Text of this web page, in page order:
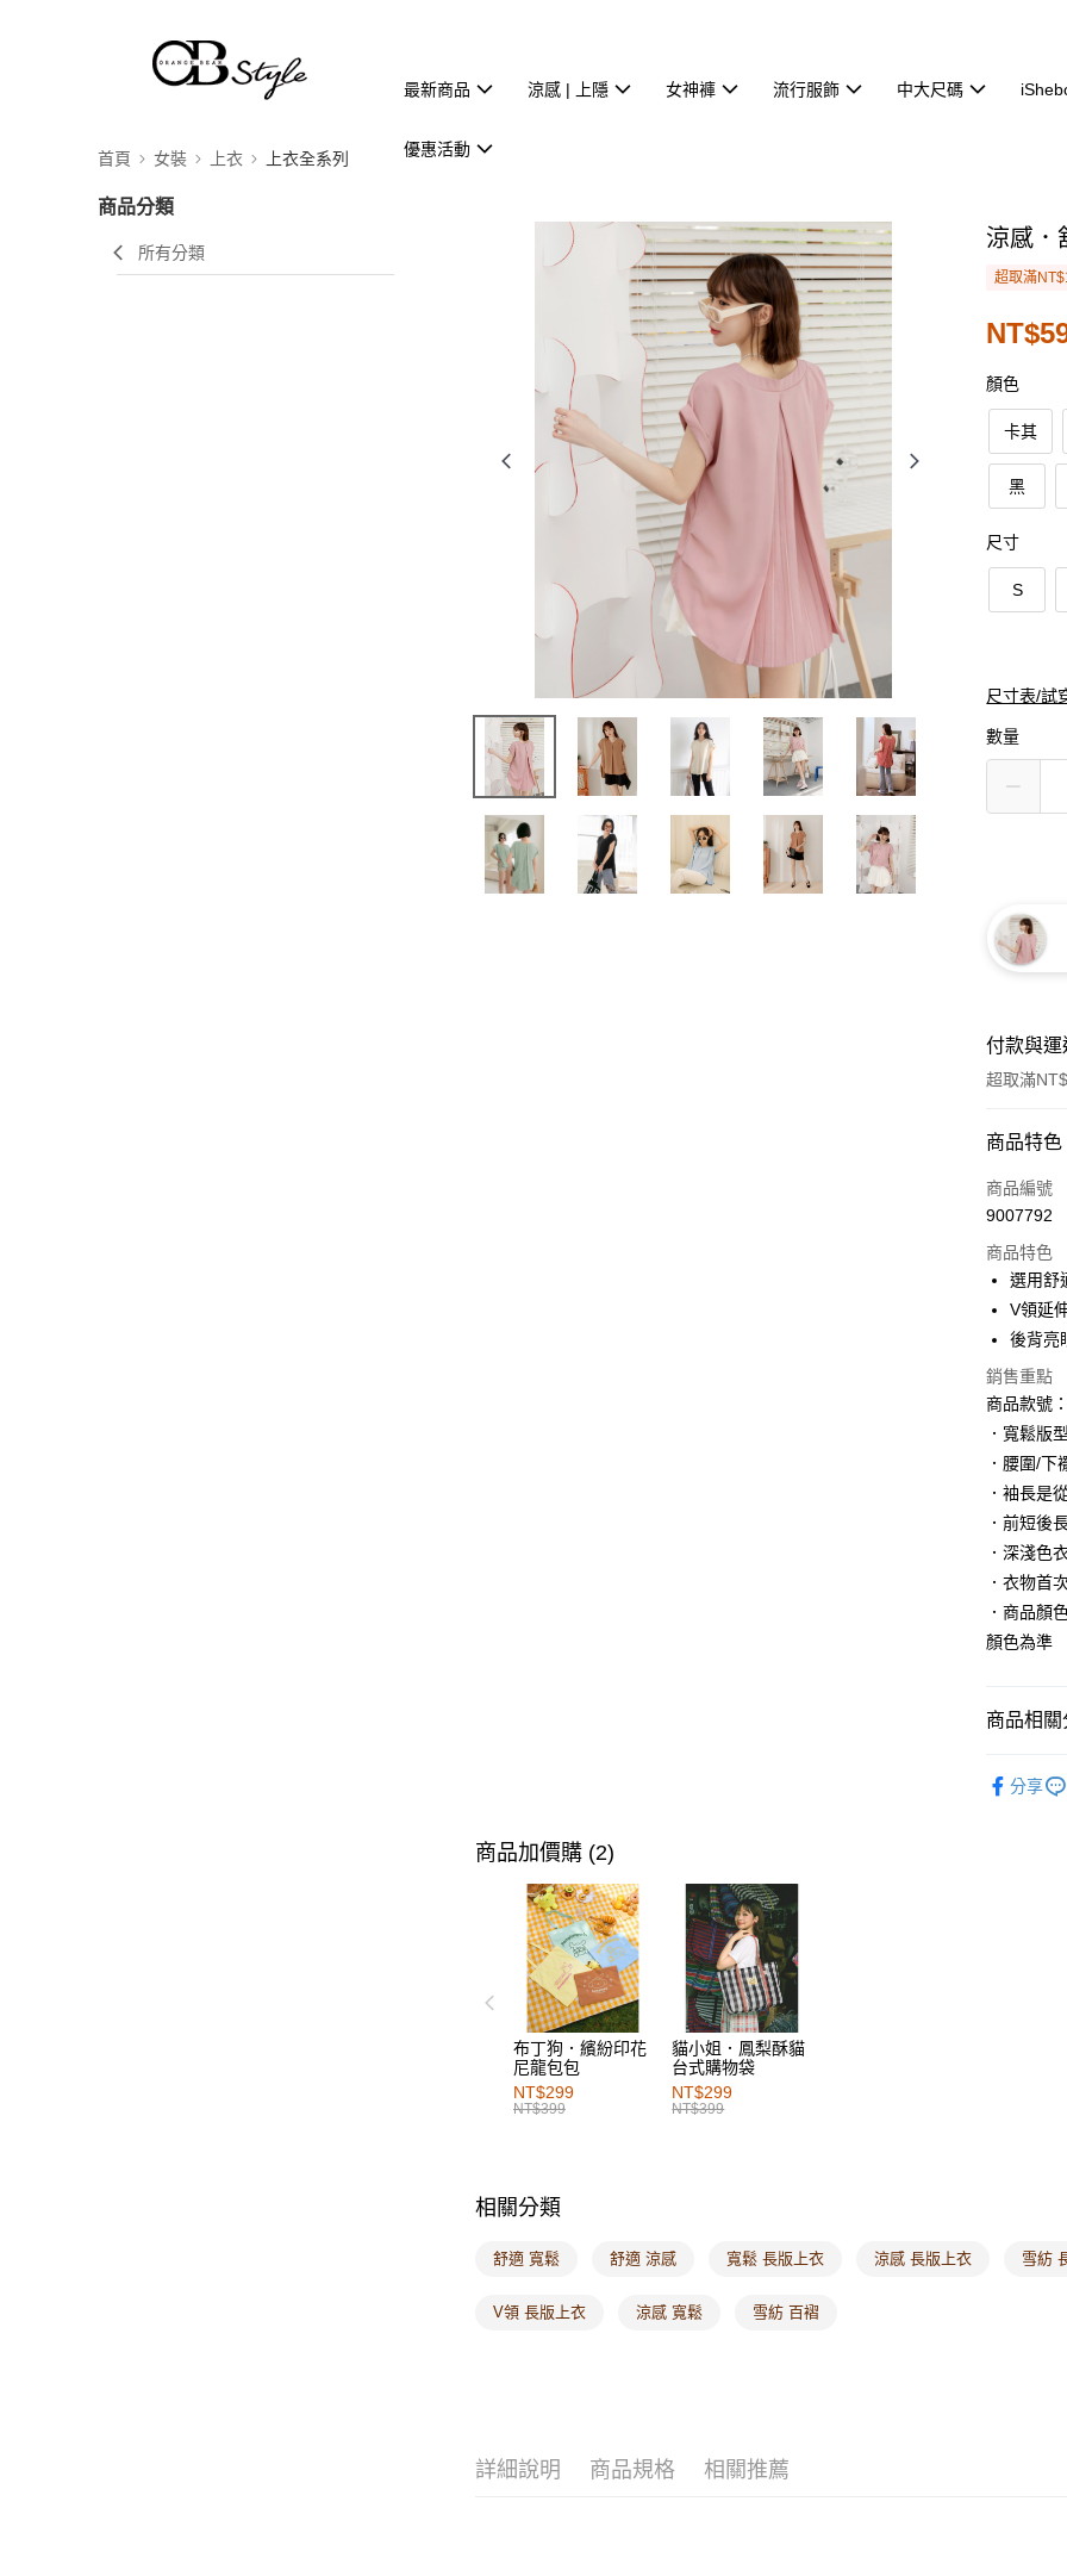
最新商品 涼感 | 上隱 女神褲 流行服飾 中大尺碼
優惠活動
首頁 女裝 上衣 上衣全系列
商品分類
所有分類
涼感．
超取滿
顏色
卡其
黑
尺寸
S
尺寸表/試
數量
付款與
超取滿
付款方式
信用卡一
超商取貨
LINE Pay
運送方式
全家取貨
每筆
付款後全
每筆
萊爾富取
付款後萊
7-11取貨
商品特色
商品編號
9007792
商品特色
選用舒
V領延
後背亮
銷售重點
商品款號
．寬鬆版
．腰圍/下
．袖長是
．前短後
．深淺色
．衣物首
．商品顏
顏色為準
商品相關
分享
商品加價購 (2)
布丁狗．繽紛印花
尼龍包包
NT$299
NT$399
貓小姐．鳳梨酥貓
台式購物袋
NT$299
NT$399
相關分類
舒適 寬鬆 舒適 涼感 寬鬆 長版上衣 涼感 長版上衣 雪紡
V領 長版上衣 涼感 寬鬆 雪紡 百褶
詳細說明 商品規格 相關推薦